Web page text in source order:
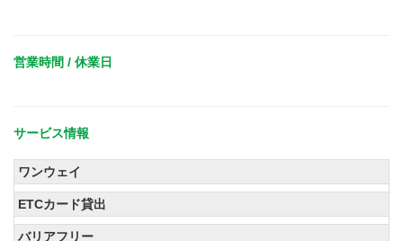
営業時間 / 休業日
サービス情報
ワンウェイ
ETCカード貸出
バリアフリー